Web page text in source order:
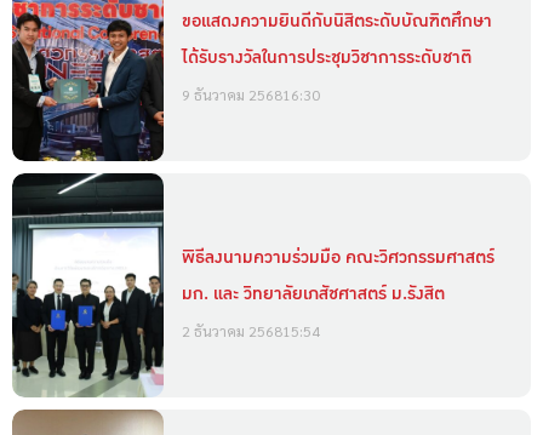
ขอแสดงความยินดีกับนิสิตระดับบัณฑิตศึกษา
ได้รับรางวัลในการประชุมวิชาการระดับชาติ
9 ธันวาคม 256816:30
พิธีลงนามความร่วมมือ คณะวิศวกรรมศาสตร์
มก. และ วิทยาลัยเภสัชศาสตร์ ม.รังสิต
2 ธันวาคม 256815:54